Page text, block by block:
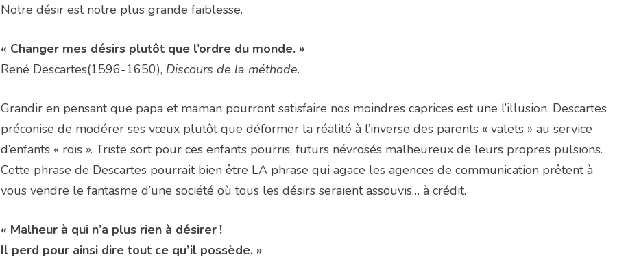
Notre désir est notre plus grande faiblesse.
« Changer mes désirs plutôt que l’ordre du monde. »
René Descartes(1596-1650), Discours de la méthode.
Grandir en pensant que papa et maman pourront satisfaire nos moindres caprices est une l’illusion. Descartes
préconise de modérer ses vœux plutôt que déformer la réalité à l’inverse des parents « valets » au service
d’enfants « rois ». Triste sort pour ces enfants pourris, futurs névrosés malheureux de leurs propres pulsions.
Cette phrase de Descartes pourrait bien être LA phrase qui agace les agences de communication prêtent à
vous vendre le fantasme d’une société où tous les désirs seraient assouvis… à crédit.
« Malheur à qui n’a plus rien à désirer !
Il perd pour ainsi dire tout ce qu’il possède. »